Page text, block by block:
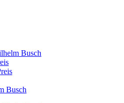
Busch
Busch